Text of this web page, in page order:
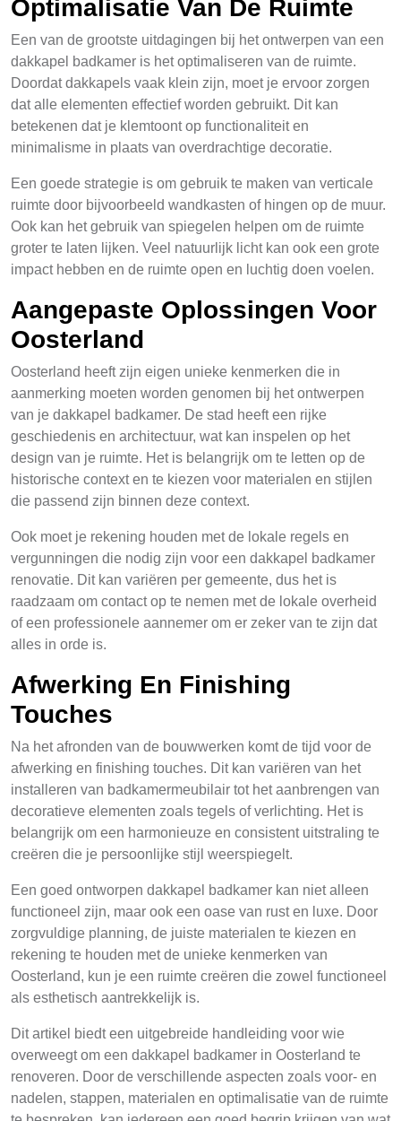
Optimalisatie Van De Ruimte
Een van de grootste uitdagingen bij het ontwerpen van een
dakkapel badkamer is het optimaliseren van de ruimte.
Doordat dakkapels vaak klein zijn, moet je ervoor zorgen
dat alle elementen effectief worden gebruikt. Dit kan
betekenen dat je klemtoont op functionaliteit en
minimalisme in plaats van overdrachtige decoratie.
Een goede strategie is om gebruik te maken van verticale
ruimte door bijvoorbeeld wandkasten of hingen op de muur.
Ook kan het gebruik van spiegelen helpen om de ruimte
groter te laten lijken. Veel natuurlijk licht kan ook een grote
impact hebben en de ruimte open en luchtig doen voelen.
Aangepaste Oplossingen Voor
Oosterland
Oosterland heeft zijn eigen unieke kenmerken die in
aanmerking moeten worden genomen bij het ontwerpen
van je dakkapel badkamer. De stad heeft een rijke
geschiedenis en architectuur, wat kan inspelen op het
design van je ruimte. Het is belangrijk om te letten op de
historische context en te kiezen voor materialen en stijlen
die passend zijn binnen deze context.
Ook moet je rekening houden met de lokale regels en
vergunningen die nodig zijn voor een dakkapel badkamer
renovatie. Dit kan variëren per gemeente, dus het is
raadzaam om contact op te nemen met de lokale overheid
of een professionele aannemer om er zeker van te zijn dat
alles in orde is.
Afwerking En Finishing
Touches
Na het afronden van de bouwwerken komt de tijd voor de
afwerking en finishing touches. Dit kan variëren van het
installeren van badkamermeubilair tot het aanbrengen van
decoratieve elementen zoals tegels of verlichting. Het is
belangrijk om een harmonieuze en consistent uitstraling te
creëren die je persoonlijke stijl weerspiegelt.
Een goed ontworpen dakkapel badkamer kan niet alleen
functioneel zijn, maar ook een oase van rust en luxe. Door
zorgvuldige planning, de juiste materialen te kiezen en
rekening te houden met de unieke kenmerken van
Oosterland, kun je een ruimte creëren die zowel functioneel
als esthetisch aantrekkelijk is.
Dit artikel biedt een uitgebreide handleiding voor wie
overweegt om een dakkapel badkamer in Oosterland te
renoveren. Door de verschillende aspecten zoals voor- en
nadelen, stappen, materialen en optimalisatie van de ruimte